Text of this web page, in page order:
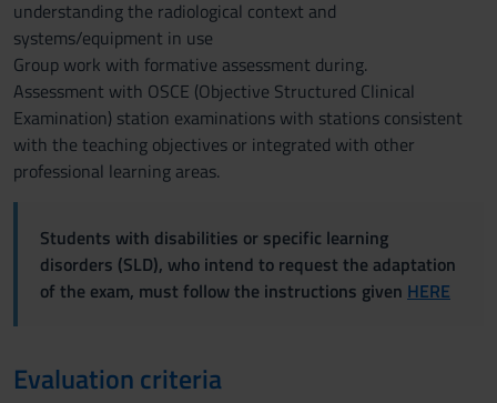
understanding the radiological context and
systems/equipment in use
Group work with formative assessment during.
Assessment with OSCE (Objective Structured Clinical
Examination) station examinations with stations consistent
with the teaching objectives or integrated with other
professional learning areas.
Students with disabilities or specific learning
disorders (SLD), who intend to request the adaptation
of the exam, must follow the instructions given HERE
Evaluation criteria